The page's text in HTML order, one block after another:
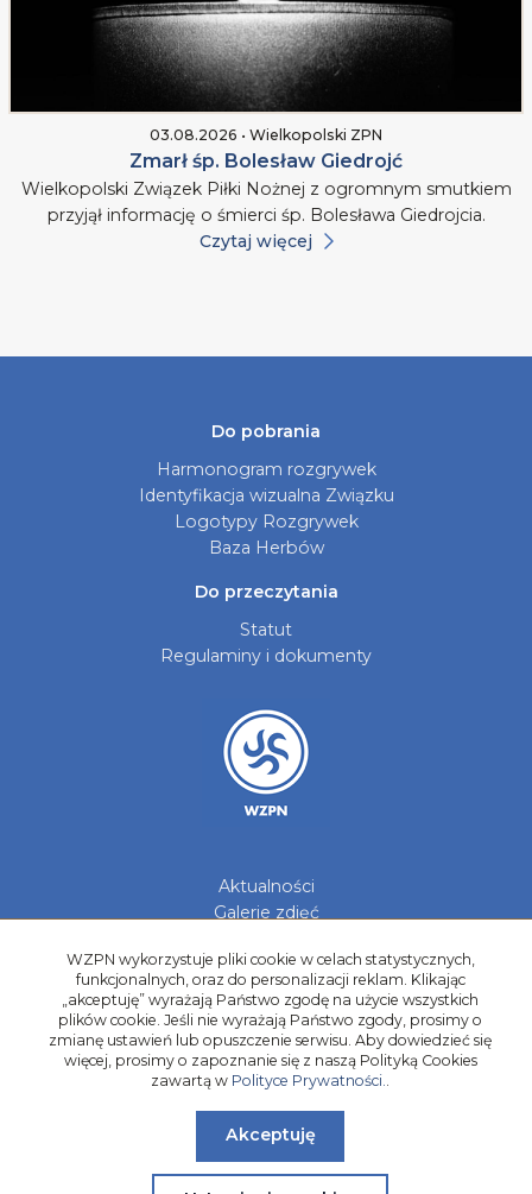
03.08.2026 • Wielkopolski ZPN
Zmarł śp. Bolesław Giedrojć
Wielkopolski Związek Piłki Nożnej z ogromnym smutkiem
przyjął informację o śmierci śp. Bolesława Giedrojcia.
Czytaj więcej
Do pobrania
Harmonogram rozgrywek
Identyfikacja wizualna Związku
Logotypy Rozgrywek
Baza Herbów
Do przeczytania
Statut
Regulaminy i dokumenty
Aktualności
Galerie zdjęć
Kadry Regionów
Program Grantowy
Dziewczyny do Piłki
WZPN wykorzystuje pliki cookie w celach statystycznych,
funkcjonalnych, oraz do personalizacji reklam. Klikając
„akceptuję” wyrażają Państwo zgodę na użycie wszystkich
plików cookie. Jeśli nie wyrażają Państwo zgody, prosimy o
zmianę ustawień lub opuszczenie serwisu. Aby dowiedzieć się
więcej, prosimy o zapoznanie się z naszą Polityką Cookies
zawartą w Polityce Prywatności..
Akceptuję